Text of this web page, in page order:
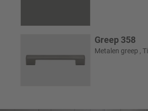
Greep 358
Metalen greep ,